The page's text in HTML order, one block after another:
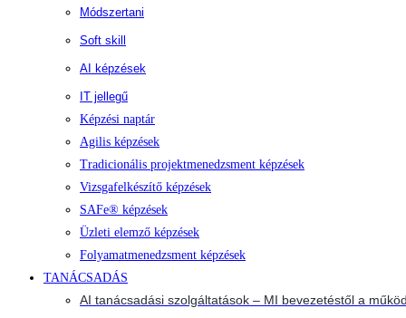
Módszertani
Soft skill
AI képzések
IT jellegű
Képzési naptár
Agilis képzések
Tradicionális projektmenedzsment képzések
Vizsgafelkészítő képzések
SAFe® képzések
Üzleti elemző képzések
Folyamatmenedzsment képzések
TANÁCSADÁS
AI tanácsadási szolgáltatások – MI bevezetéstől a